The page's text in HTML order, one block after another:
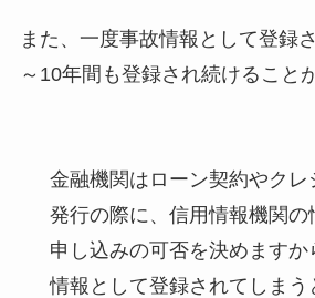
また、一度事故情報として登録
～10年間も登録され続けること
金融機関はローン契約やクレ
発行の際に、信用情報機関の
申し込みの可否を決めますか
情報として登録されてしまう